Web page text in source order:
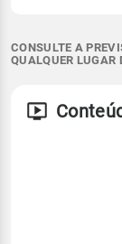
CONSULTE A
QUALQUER LUGAR